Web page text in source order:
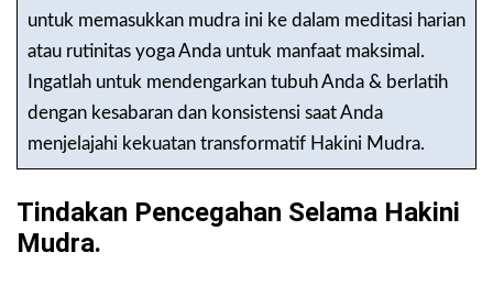
untuk memasukkan mudra ini ke dalam meditasi harian
atau rutinitas yoga Anda untuk manfaat maksimal.
Ingatlah untuk mendengarkan tubuh Anda & berlatih
dengan kesabaran dan konsistensi saat Anda
menjelajahi kekuatan transformatif Hakini Mudra.
Tindakan Pencegahan Selama Hakini
Mudra.